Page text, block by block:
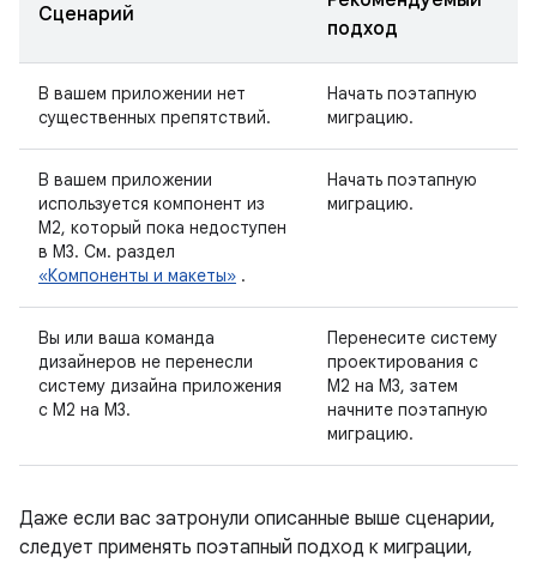
Сценарий
подход
В вашем приложении нет
существенных препятствий.
Начать поэтапную
миграцию.
В вашем приложении
используется компонент из
M2, который пока недоступен
в M3. См. раздел
«Компоненты и макеты» .
Начать поэтапную
миграцию.
Вы или ваша команда
дизайнеров не перенесли
систему дизайна приложения
с M2 на M3.
Перенесите систему
проектирования с
M2 на M3, затем
начните поэтапную
миграцию.
Даже если вас затронули описанные выше сценарии,
следует применять поэтапный подход к миграции,